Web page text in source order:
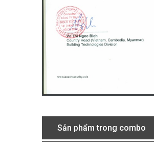
Sản phẩm trong combo